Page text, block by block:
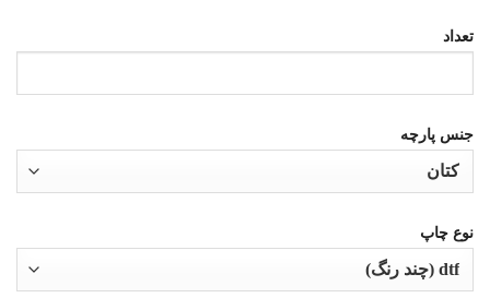
تعداد
جنس پارچه
نوع چاپ